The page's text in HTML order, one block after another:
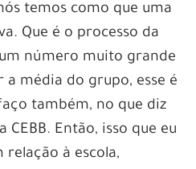
temos como que uma
Que é o processo da
número muito grande
a média do grupo, esse é
também, no que diz
CEBB. Então, isso que eu
relação à escola,